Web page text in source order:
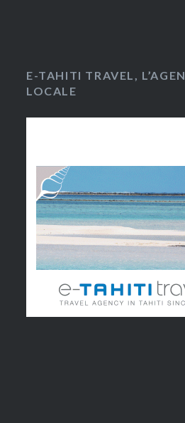
E-TAHITI TRAVEL,
LOCALE